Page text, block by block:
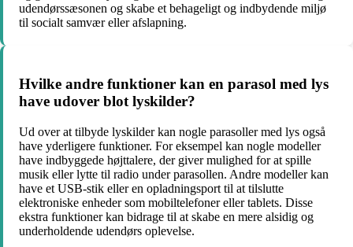
udendørssæsonen og skabe et behageligt og indbydende miljø
til socialt samvær eller afslapning.
Hvilke andre funktioner kan en parasol med lys
have udover blot lyskilder?
Ud over at tilbyde lyskilder kan nogle parasoller med lys også
have yderligere funktioner. For eksempel kan nogle modeller
have indbyggede højttalere, der giver mulighed for at spille
musik eller lytte til radio under parasollen. Andre modeller kan
have et USB-stik eller en opladningsport til at tilslutte
elektroniske enheder som mobiltelefoner eller tablets. Disse
ekstra funktioner kan bidrage til at skabe en mere alsidig og
underholdende udendørs oplevelse.